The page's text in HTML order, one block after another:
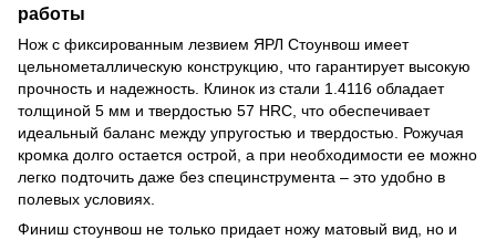
работы
Нож с фиксированным лезвием ЯРЛ Стоунвош имеет
цельнометаллическую конструкцию, что гарантирует высокую
прочность и надежность. Клинок из стали 1.4116 обладает
толщиной 5 мм и твердостью 57 HRC, что обеспечивает
идеальный баланс между упругостью и твердостью. Рожучая
кромка долго остается острой, а при необходимости ее можно
легко подточить даже без специнструмента – это удобно в
полевых условиях.
Финиш стоунвош не только придает ножу матовый вид, но и